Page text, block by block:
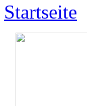
Startseite